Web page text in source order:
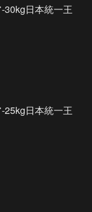
日本統一王
日本統一王